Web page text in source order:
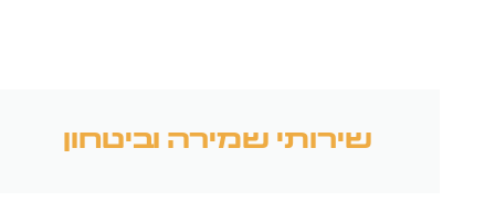
שירותי שמירה וביטחון